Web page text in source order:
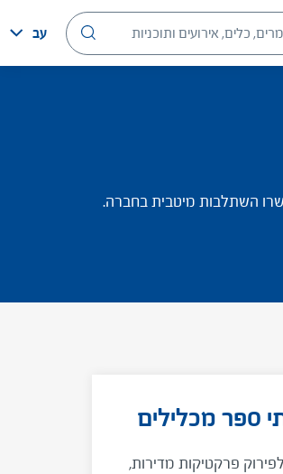
עב
השתלבות מיטבית בחברה.
ספר מכלילים
פרקטיקות מדירות,